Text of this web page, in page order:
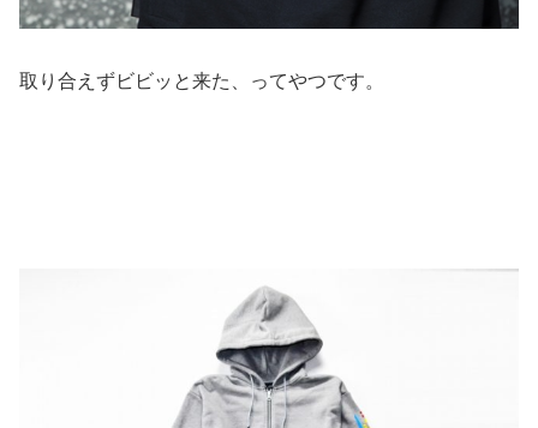
取り合えずビビッと来た、ってやつです。